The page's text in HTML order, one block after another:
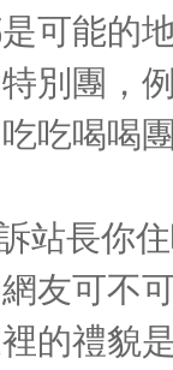
可能的
別團，
吃喝喝
站長你
友可不
的禮貌